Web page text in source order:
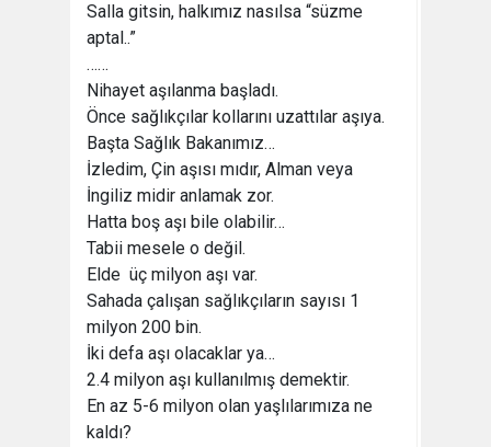
Salla gitsin, halkımız nasılsa “süzme
aptal..”
……
Nihayet aşılanma başladı.
Önce sağlıkçılar kollarını uzattılar aşıya.
Başta Sağlık Bakanımız…
İzledim, Çin aşısı mıdır, Alman veya
İngiliz midir anlamak zor.
Hatta boş aşı bile olabilir…
Tabii mesele o değil.
Elde üç milyon aşı var.
Sahada çalışan sağlıkçıların sayısı 1
milyon 200 bin.
İki defa aşı olacaklar ya…
2.4 milyon aşı kullanılmış demektir.
En az 5-6 milyon olan yaşlılarımıza ne
kaldı?